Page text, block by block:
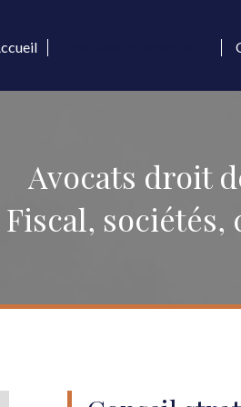
Avocats droit
Fiscal,